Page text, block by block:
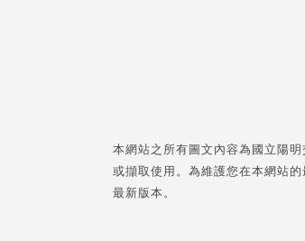
本網站之所有圖文內容為國立陽
或擷取使用。為維護您在本網站
最新版本。